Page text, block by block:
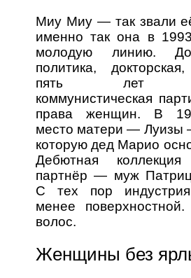
Миу Миу — так звали
именно так она в
молодую линию.
политика,
пять лет
коммунистическая
права женщин. В
место матери — Луизы
которую дед Марио
Дебютная
партнёр — муж
С тех пор
менее
волос.
Женщины без